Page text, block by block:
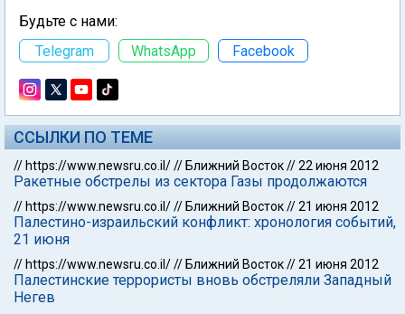
Будьте с нами:
Telegram
WhatsApp Facebook
ССЫЛКИ ПО ТЕМЕ
// https://www.newsru.co.il/// Ближний Восток//22 июня 2012
Ракетные обстрелы из сектора Газы продолжаются
// https://www.newsru.co.il/// Ближний Восток//21 июня 2012
Палестино-израильский конфликт: хронология событий,
21 июня
// https://www.newsru.co.il/// Ближний Восток//21 июня 2012
Палестинские террористы вновь обстреляли Западный
Негев